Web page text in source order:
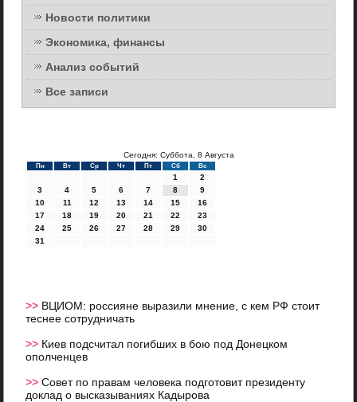
Новости политики
Экономика, финансы
Анализ событий
Все записи
Сегодня: Суббота, 8 Августа
Пн Вт Ср Чт Пт Сб Вс
1
2
3
4 5 6 7 8
9
10
11 12 13 14 15
16
17
18 19 20 21 22
23
24
25 26 27 28 29
30
31
>> ВЦИОМ: россияне выразили мнение, с кем РФ стоит
теснее сотрудничать
>> Киев подсчитал погибших в бою под Донецком
ополченцев
>>Совет по правам человека подготовит президенту
доклад о высказываниях Кадырова